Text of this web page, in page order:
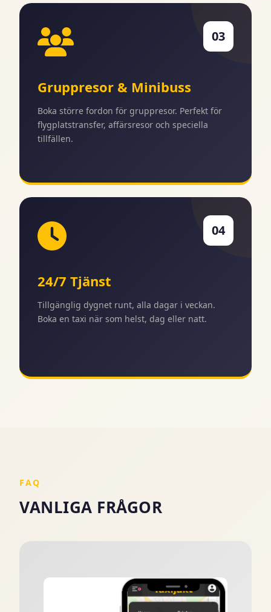
03
Gruppresor & Minibuss
Boka större fordon för gruppresor. Perfekt för
flygplatstransfer, affärsresor och speciella
tillfällen.
04
24/7 Tjänst
Tillgänglig dygnet runt, alla dagar i veckan.
Boka en taxi när som helst, dag eller natt.
FAQ
VANLIGA FRÅGOR